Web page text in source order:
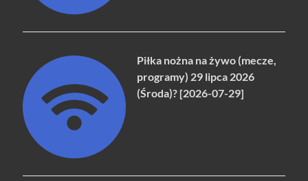
Piłka nożna na żywo (mecze,
programy) 29 lipca 2026
(Środa)? [2026-07-29]